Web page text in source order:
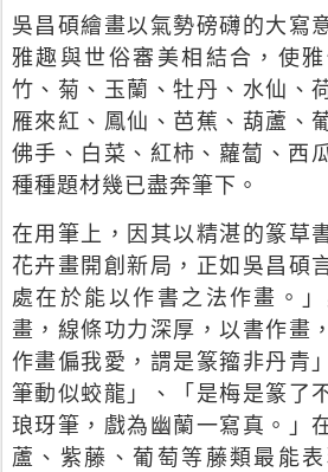
吳昌碩繪畫以氣勢磅礴的大寫
雅趣與世俗審美相結合，使
竹、菊、玉蘭、牡丹、水仙、
雁來紅、鳳仙、芭蕉、葫蘆、
佛手、白菜、紅柿、蘿蔔、西
種種題材幾已盡奔筆下。
在用筆上，因其以精湛的篆草
花卉畫開創新局，正如吳昌碩
處在於能以作書之法作畫。
畫，線條功力深厚，以書作畫
作畫偏我愛，謂是篆籀非丹青
筆動似蛟龍」、「是梅是篆了
琅玡筆，戲為幽蘭一寫真。」
蘆、紫藤、葡萄等藤類最能